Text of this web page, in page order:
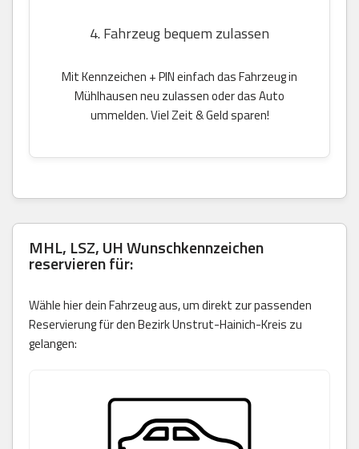
4. Fahrzeug bequem zulassen
Mit Kennzeichen + PIN einfach das Fahrzeug in
Mühlhausen neu zulassen oder das Auto
ummelden. Viel Zeit & Geld sparen!
MHL, LSZ, UH Wunschkennzeichen
reservieren für:
Wähle hier dein Fahrzeug aus, um direkt zur passenden
Reservierung für den Bezirk Unstrut-Hainich-Kreis zu
gelangen: